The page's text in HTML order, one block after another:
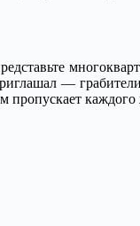
—
пропускает